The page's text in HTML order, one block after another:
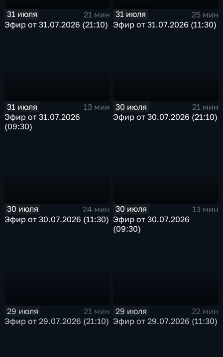
31 июля
21 мин
Эфир от 31.07.2026 (21:10)
31 июля
25 мин
Эфир от 31.07.2026 (11:30)
31 июля
13 мин
Эфир от 31.07.2026
(09:30)
30 июля
21 мин
Эфир от 30.07.2026 (21:10)
30 июля
24 мин
Эфир от 30.07.2026 (11:30)
30 июля
13 мин
Эфир от 30.07.2026
(09:30)
29 июля
21 мин
Эфир от 29.07.2026 (21:10)
29 июля
22 мин
Эфир от 29.07.2026 (11:30)